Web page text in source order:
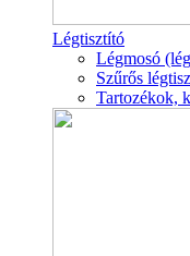
Légtisztító
Légmosó
Szűrős
Tartozékok,